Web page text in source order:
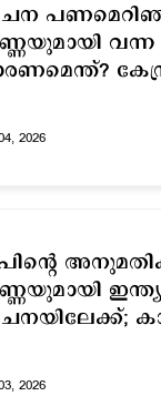
വന്ന
2026
2026